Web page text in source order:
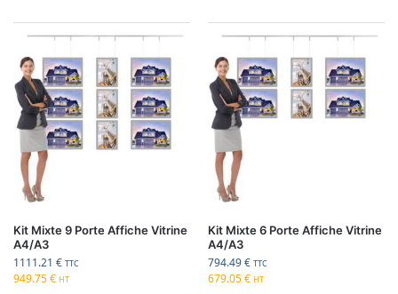
Kit Mixte 9 Porte Affiche Vitrine
A4/A3
1111.21 € TTC
949.75€ HT
Kit Mixte 6 Porte Affiche Vitrine
A4/A3
794.49€ TTC
679.05€ HT